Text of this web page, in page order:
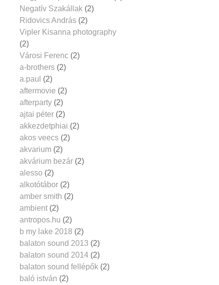
Negatív Szakállak (2)
Ridovics András (2)
Vipler Kisanna photography
(2)
Városi Ferenc (2)
a-brothers (2)
a.paul (2)
aftermovie (2)
afterparty (2)
ajtai péter (2)
akkezdetphiai (2)
akos veecs (2)
akvarium (2)
akvárium bezár (2)
alesso (2)
alkotótábor (2)
amber smith (2)
ambient (2)
antropos.hu (2)
b my lake 2018 (2)
balaton sound 2013 (2)
balaton sound 2014 (2)
balaton sound fellépők (2)
baló istván (2)